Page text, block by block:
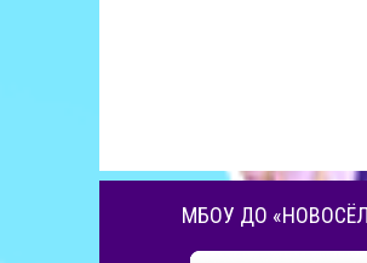
МБОУ ДО